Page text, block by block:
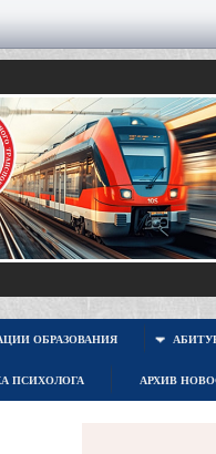
ОБРАЗОВАНИЯ
ПСИХОЛОГА АРХИВ